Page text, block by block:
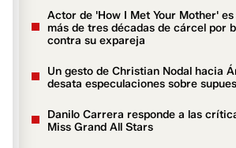
Actor de 'How I Met Your Mother' es
más de tres décadas de cárcel por
contra su expareja
Un gesto de Christian Nodal hacia
desata especulaciones sobre
Danilo Carrera responde a las
Miss Grand All Stars